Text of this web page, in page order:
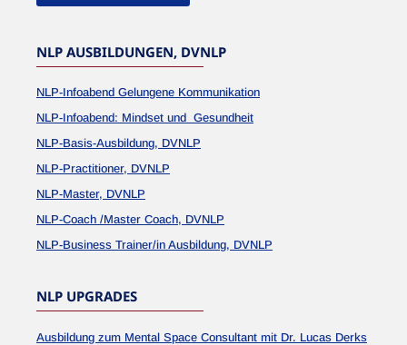
NLP AUSBILDUNGEN, DVNLP
NLP-Infoabend Gelungene Kommunikation
NLP-Infoabend: Mindset und Gesundheit
NLP-Basis-Ausbildung, DVNLP
NLP-Practitioner, DVNLP
NLP-Master, DVNLP
NLP-Coach /Master Coach, DVNLP
NLP-Business Trainer/in Ausbildung, DVNLP
NLP UPGRADES
Ausbildung zum Mental Space Consultant mit Dr. Lucas Derks